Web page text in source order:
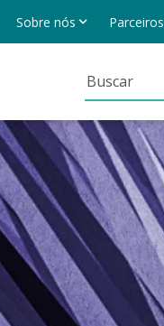
Sobre nós Parceiros